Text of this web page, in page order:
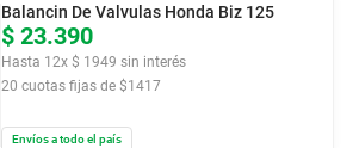
$ 23.390
Hasta 12x $ 1949 sin interés
20 cuotas fijas de $1417
Balancin De Valvulas Honda Biz 125
Envíos a todo el país